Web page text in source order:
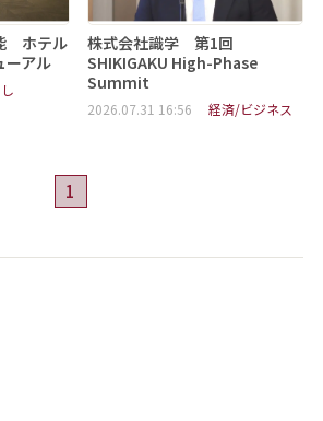
ホテル
ーアル
株式会社識学 第1回
SHIKIGAKU High-Phase
Summit
2026.07.31 16:56 経済/ビジネス
1